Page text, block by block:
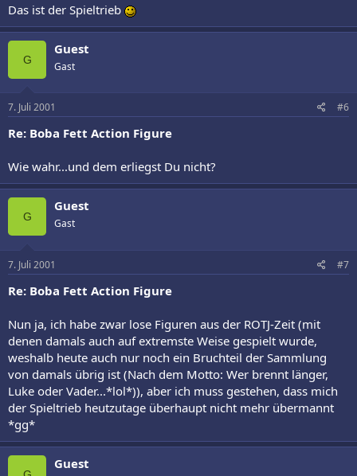
Das ist der Spieltrieb
G
Guest
Gast
7. Juli 2001 #6
Re: Boba Fett Action Figure
Wie wahr...und dem erliegst Du nicht?
G
Guest
Gast
7. Juli 2001 #7
Re: Boba Fett Action Figure
Nun ja, ich habe zwar lose Figuren aus der ROTJ-Zeit (mit
denen damals auch auf extremste Weise gespielt wurde,
weshalb heute auch nur noch ein Bruchteil der Sammlung
von damals übrig ist (Nach dem Motto: Wer brennt länger,
Luke oder Vader...*lol*)), aber ich muss gestehen, dass mich
der Spieltrieb heutzutage überhaupt nicht mehr übermannt
*gg*
Guest